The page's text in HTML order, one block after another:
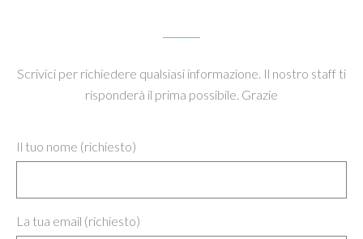
Scrivici per richiedere qualsiasi informazione. Il nostro staff ti
risponderà il prima possibile. Grazie
Il tuo nome (richiesto)
La tua email (richiesto)